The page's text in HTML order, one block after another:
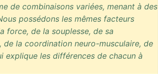
de combinaisons variées, menant à des
possédons les mêmes facteurs
force, de la souplesse, de sa
la coordination neuro-musculaire, de
explique les différences de chacun à